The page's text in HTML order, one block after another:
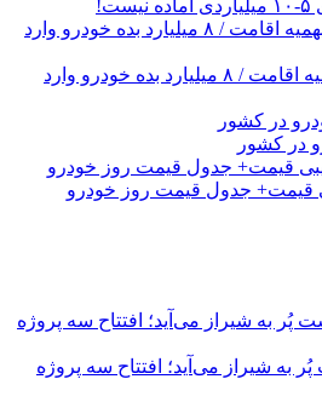
کاسبی خارج‌نشین‌ها با سهمیه اقامت / ۸ میلیارد بده خودرو وارد
قیمت+ جدول قیمت روز خودرو
به شیراز می‌آید؛ افتتاح سه پروژه